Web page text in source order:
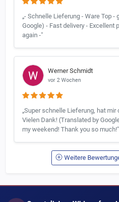
„- Schnelle Lieferung - Ware Top
Google) - Fast delivery - Excellent
again -"
Werner Schmidt
vor 2 Wochen
„Super schnelle Lieferung, hat
Vielen Dank! (Translated by
my weekend! Thank you so much!"
Weitere